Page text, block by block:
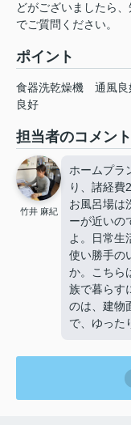
どがございましたら
でご質問ください。
ポイント
食器洗乾燥機 通風良
良好
担当者のコメント
竹井 麻紀
ホームプラ
り、諸経費
お風呂場は
ーが近いの
よ。日常生
使い勝手の
か。こちら
族で暮らす
のは、建物
で、ゆった